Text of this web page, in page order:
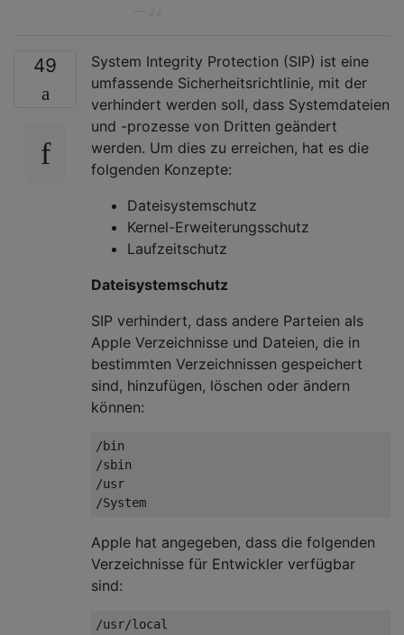
JJ
49
System Integrity Protection (SIP) ist eine
umfassende Sicherheitsrichtlinie, mit der
verhindert werden soll, dass Systemdateien
und -prozesse von Dritten geändert
werden. Um dies zu erreichen, hat es die
folgenden Konzepte:
Dateisystemschutz
Kernel-Erweiterungsschutz
Laufzeitschutz
Dateisystemschutz
SIP verhindert, dass andere Parteien als
Apple Verzeichnisse und Dateien, die in
bestimmten Verzeichnissen gespeichert
sind, hinzufügen, löschen oder ändern
können:
/bin
/sbin
/usr
Apple hat angegeben, dass die folgenden
Verzeichnisse für Entwickler verfügbar
sind:
/usr/local